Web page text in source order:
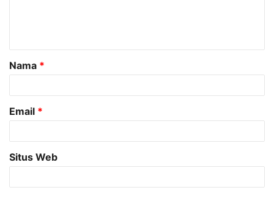
a
r
Nama *
Email *
Situs Web